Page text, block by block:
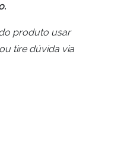
produto usar
tire dúvida via